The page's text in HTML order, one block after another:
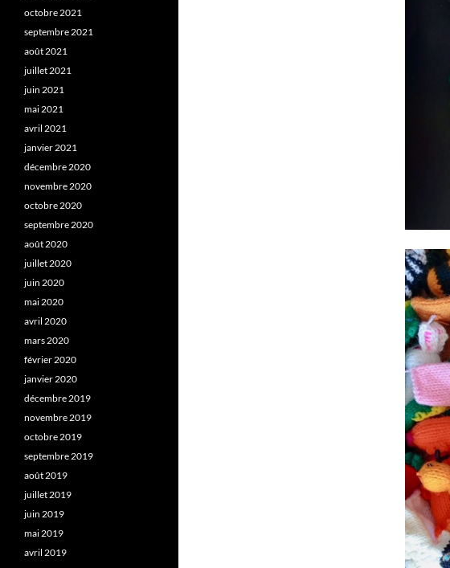
octobre 2021
septembre 2021
août 2021
juillet 2021
juin 2021
mai 2021
avril 2021
janvier 2021
décembre 2020
novembre 2020
octobre 2020
septembre 2020
août 2020
juillet 2020
juin 2020
mai 2020
avril 2020
mars 2020
février 2020
janvier 2020
décembre 2019
novembre 2019
octobre 2019
septembre 2019
août 2019
juillet 2019
juin 2019
mai 2019
avril 2019